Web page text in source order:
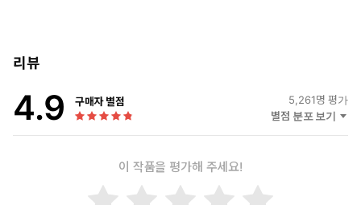
리뷰
4.9 구매자 별점 5,261명 평가
별점 분포 보기
이 작품을 평가해 주세요!